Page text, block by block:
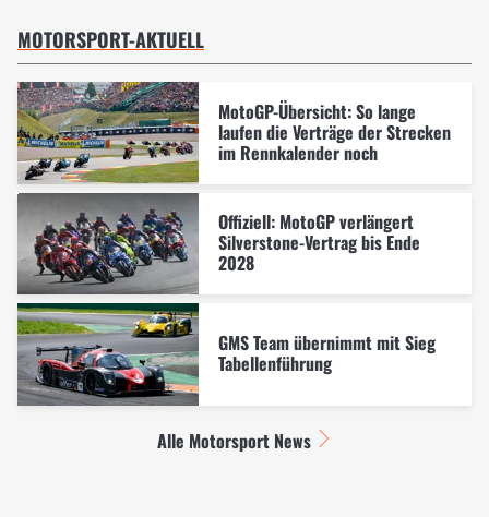
MOTORSPORT-AKTUELL
MotoGP-Übersicht: So lange
laufen die Verträge der Strecken
im Rennkalender noch
Offiziell: MotoGP verlängert
Silverstone-Vertrag bis Ende
2028
GMS Team übernimmt mit Sieg
Tabellenführung
Alle Motorsport News